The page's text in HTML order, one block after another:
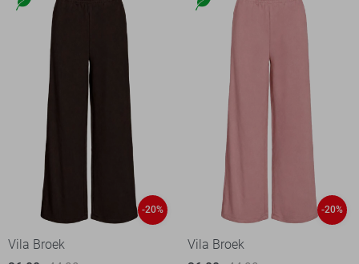
-20%
Vila Broek
-20%
Vila Broek